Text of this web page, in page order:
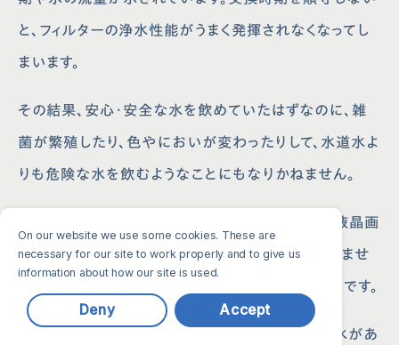
と、フィルターの浄水性能がうまく発揮されなくなってし
まいます。
その結果、安心・安全な水を飲めていたはずなのに、雑
菌が繁殖したり、色やにおいが変わったりして、水道水よ
りも危険な水を飲むようなことにもなりかねません。
クリンスイの浄水器は、カートリッジの交換時期が液晶画
面で表示されるので交換時期を見逃す心配がありませ
ん。浄水器を正しく利用していきたい方におすすめです。
カートリッジの交換時期を順守して、安心・安全な水があ
On our website we use some cookies. These are
necessary for our site to work properly and to give us
information about how our site is used.
Deny Accept